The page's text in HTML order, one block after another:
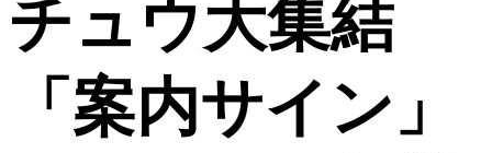
チュウ大集結
「案内サイン」